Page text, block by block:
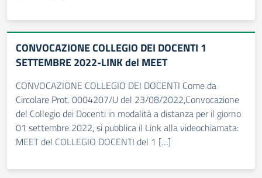
CONVOCAZIONE COLLEGIO DEI DOCENTI 1
SETTEMBRE 2022-LINK del MEET
CONVOCAZIONE COLLEGIO DEI DOCENTI Come da
Circolare Prot. 0004207/U del 23/08/2022,Convocazione
del Collegio dei Docenti in modalità a distanza per il giorno
01 settembre 2022, si pubblica il Link alla videochiamata:
MEET del COLLEGIO DOCENTI del 1 […]